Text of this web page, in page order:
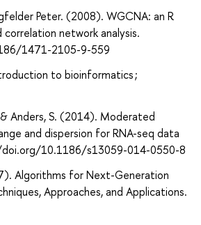
Peter. (2008). WGCNA: an R
network analysis.
1471-2105-9-559
to bioinformatics ;
& Anders, S. (2014). Moderated
and dispersion for RNA-seq data
10.1186/s13059-014-0550-8
Algorithms for Next-Generation
Approaches, and Applications.